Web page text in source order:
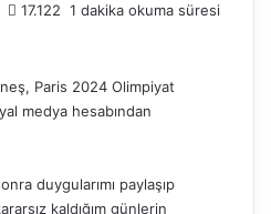
17.122 1 dakika okuma süresi
Paris 2024 Olimpiyat
medya hesabından
duygularımı paylaşıp
kaldığım günlerin